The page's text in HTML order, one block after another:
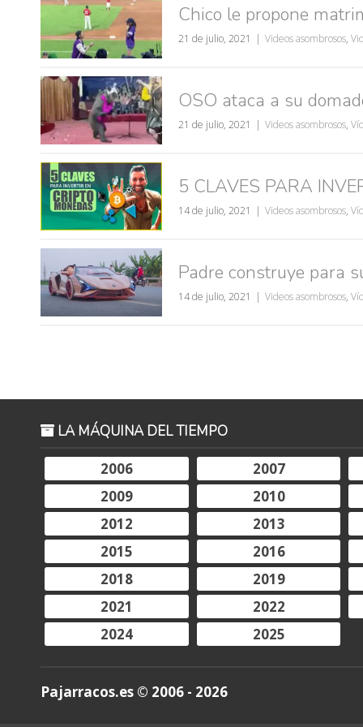
Chico le propone
21 de julio, 2021 Videos asombrosos,
OSO ataca a su
21 de julio, 2021 Videos asombrosos,
5 CLAVES PARA
14 de julio, 2021 Videos asombrosos,
Padre construye para
14 de julio, 2021 Videos asombrosos,
LA MÁQUINA DEL TIEMPO
2006
2007
2009
2010
2012
2013
2015
2016
2018
2019
2021
2022
2024
2025
Pajarracos.es © 2006 - 2026